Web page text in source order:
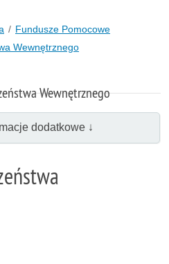
Fundusze Pomocowe
Wewnętrznego
Wewnętrznego
dodatkowe ↓